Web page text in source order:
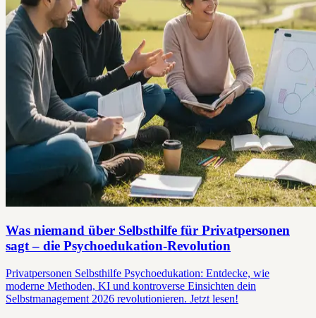
Was niemand über Selbsthilfe für Privatpersonen
sagt – die Psychoedukation-Revolution
Privatpersonen Selbsthilfe Psychoedukation: Entdecke, wie
moderne Methoden, KI und kontroverse Einsichten dein
Selbstmanagement 2026 revolutionieren. Jetzt lesen!